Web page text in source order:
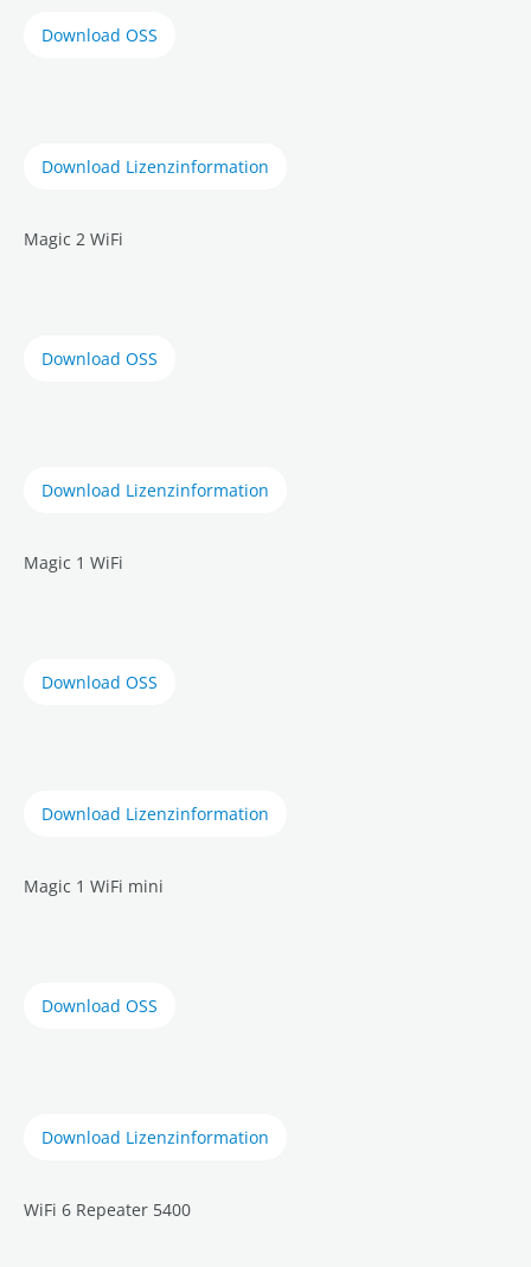
Download OSS
Download Lizenzinformation
Magic 2 WiFi
Download OSS
Download Lizenzinformation
Magic 1 WiFi
Download OSS
Download Lizenzinformation
Magic 1 WiFi mini
Download OSS
Download Lizenzinformation
WiFi 6 Repeater 5400